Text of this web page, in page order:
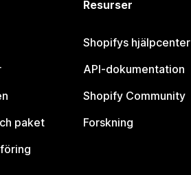
paket
Resurser
Shopifys hjälpcenter
API-dokumentation
Shopify Community
Forskning